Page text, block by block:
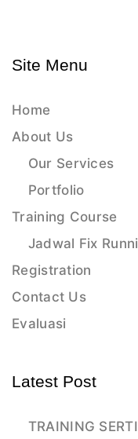
Site Menu
Home
About Us
Our Services
Portfolio
Training Course
Jadwal Fix
Registration
Contact Us
Evaluasi
Latest Post
TRAINING